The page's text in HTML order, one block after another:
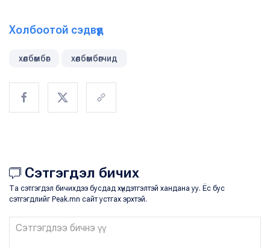
Холбоотой сэдвүүд
хөлбөмбөг хөлбөмбөгчид
Сэтгэгдэл бичих
Та сэтгэгдэл бичихдээ бусдад хүндэтгэлтэй хандана уу. Ёс бус
сэтгэгдлийг Peak.mn сайт устгах эрхтэй.